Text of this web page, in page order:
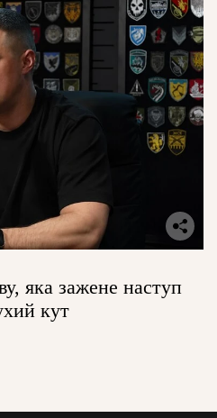
яка зажене наступ
кут